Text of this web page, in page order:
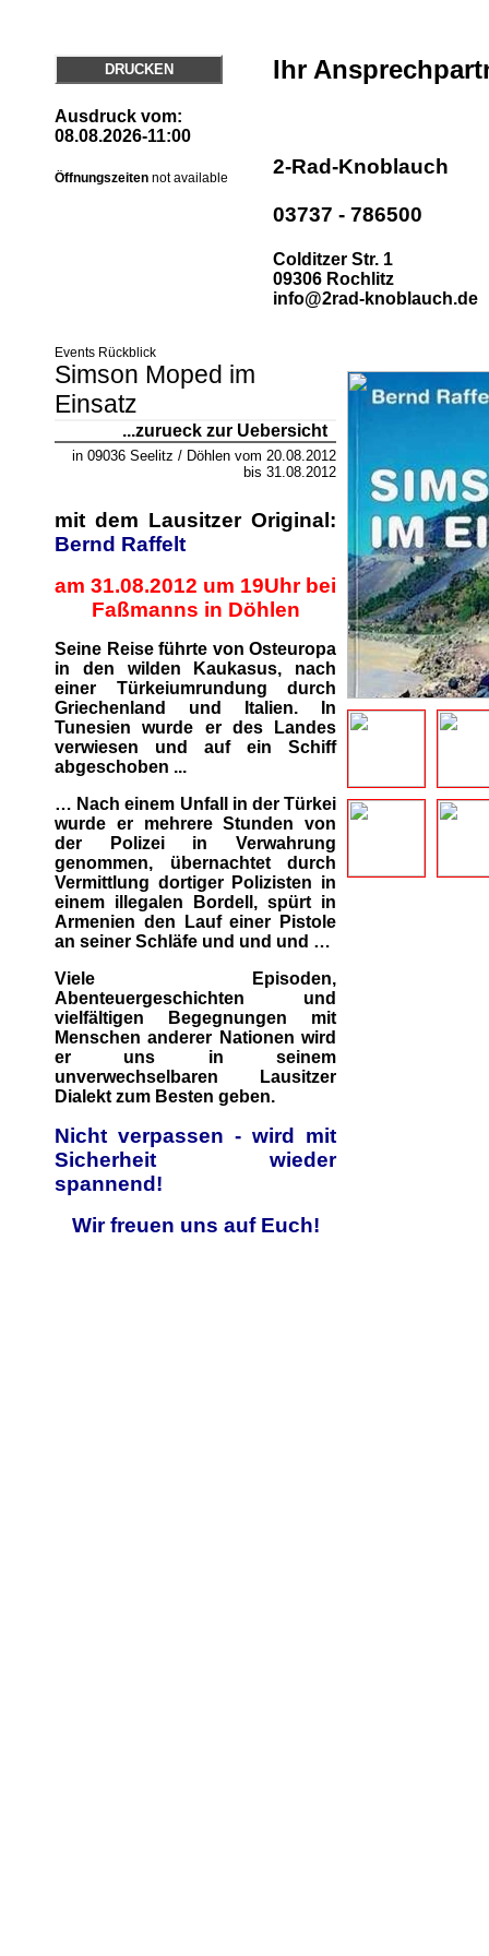
DRUCKEN
Ausdruck vom:
08.08.2026-11:00
Öffnungszeiten not available
Ihr
2-Rad-Knoblauch
03737 - 786500
Colditzer Str. 1
09306 Rochlitz
info@2rad-knoblauch.de
Events Rückblick
Simson Moped im
Einsatz
...zurueck zur Uebersicht
in 09036 Seelitz / Döhlen vom 20.08.2012
bis 31.08.2012
mit dem Lausitzer Original:
Bernd Raffelt
am 31.08.2012 um 19Uhr bei
Faßmanns in Döhlen
Seine Reise führte von Osteuropa
in den wilden Kaukasus, nach
einer Türkeiumrundung durch
Griechenland und Italien. In
Tunesien wurde er des Landes
verwiesen und auf ein Schiff
abgeschoben ...
… Nach einem Unfall in der Türkei
wurde er mehrere Stunden von
der Polizei in Verwahrung
genommen, übernachtet durch
Vermittlung dortiger Polizisten in
einem illegalen Bordell, spürt in
Armenien den Lauf einer Pistole
an seiner Schläfe und und und …
Viele Episoden,
Abenteuergeschichten und
vielfältigen Begegnungen mit
Menschen anderer Nationen wird
er uns in seinem
unverwechselbaren Lausitzer
Dialekt zum Besten geben.
Nicht verpassen - wird mit
Sicherheit wieder
spannend!
Wir freuen uns auf Euch!